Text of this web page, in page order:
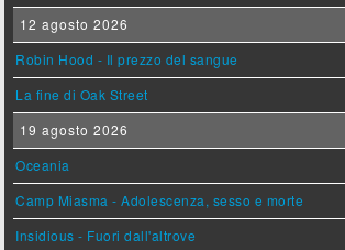
12 agosto 2026
Robin Hood - Il prezzo del sangue
La fine di Oak Street
19 agosto 2026
Oceania
Camp Miasma - Adolescenza, sesso e morte
Insidious - Fuori dall'altrove